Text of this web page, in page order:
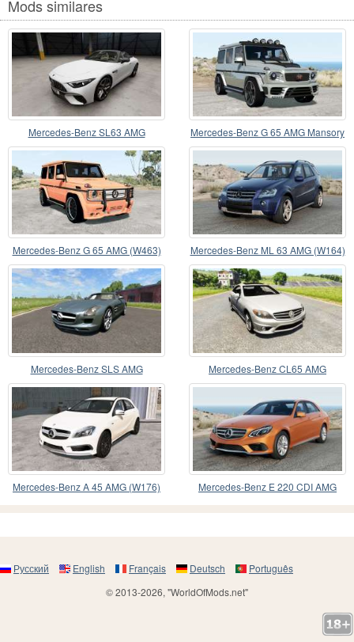
Mods similares
Mercedes-Benz SL63 AMG
Mercedes-Benz G 65 AMG Mansory
(W463) 2015
Mercedes-Benz G 65 AMG (W463)
2012
Mercedes-Benz ML 63 AMG (W164)
2008
Mercedes-Benz SLS AMG Mercedes-Benz CL65 AMG
Mercedes-Benz A 45 AMG (W176)
Mercedes-Benz E 220 CDI AMG
Русский English Français Deutsch
Português
© 2013-2026, "WorldOfMods.net"